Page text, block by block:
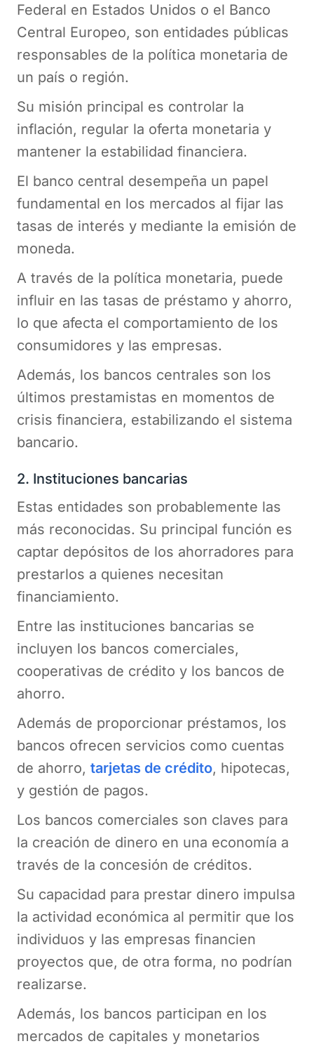
Federal en Estados Unidos o el Banco
Central Europeo, son entidades públicas
responsables de la política monetaria de
un país o región.
Su misión principal es controlar la
inflación, regular la oferta monetaria y
mantener la estabilidad financiera.
El banco central desempeña un papel
fundamental en los mercados al fijar las
tasas de interés y mediante la emisión de
moneda.
A través de la política monetaria, puede
influir en las tasas de préstamo y ahorro,
lo que afecta el comportamiento de los
consumidores y las empresas.
Además, los bancos centrales son los
últimos prestamistas en momentos de
crisis financiera, estabilizando el sistema
bancario.
2. Instituciones bancarias
Estas entidades son probablemente las
más reconocidas. Su principal función es
captar depósitos de los ahorradores para
prestarlos a quienes necesitan
financiamiento.
Entre las instituciones bancarias se
incluyen los bancos comerciales,
cooperativas de crédito y los bancos de
ahorro.
Además de proporcionar préstamos, los
bancos ofrecen servicios como cuentas
de ahorro, tarjetas de crédito, hipotecas,
y gestión de pagos.
Los bancos comerciales son claves para
la creación de dinero en una economía a
través de la concesión de créditos.
Su capacidad para prestar dinero impulsa
la actividad económica al permitir que los
individuos y las empresas financien
proyectos que, de otra forma, no podrían
realizarse.
Además, los bancos participan en los
mercados de capitales y monetarios